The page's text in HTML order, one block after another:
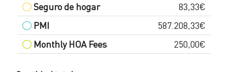
Seguro de hogar
83,33€
PMI
587.208,33€
Monthly HOA Fees
250,00€